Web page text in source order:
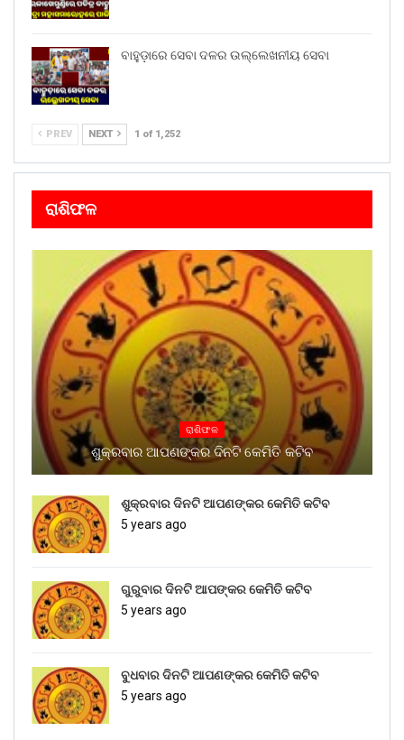
ବାହୁଡ଼ାରେ ସେବା ଦଳର ଉଲ୍ଲେଖନୀୟ ସେବା
PREV NEXT 1 of 1,252
ରାଶିଫଳ
ରାଶିଫଳ
ଶୁକ୍ରବାର ଆପଣଙ୍କର ଦିନଟି କେମିତି କଟିବ
ଶୁକ୍ରବାର ଦିନଟି ଆପଣଙ୍କର କେମିତି କଟିବ
5 years ago
ଗୁରୁବାର ଦିନଟି ଆପଙ୍କର କେମିତି କଟିବ
5 years ago
ବୁଧବାର ଦିନଟି ଆପଣଙ୍କର କେମିତି କଟିବ
5 years ago